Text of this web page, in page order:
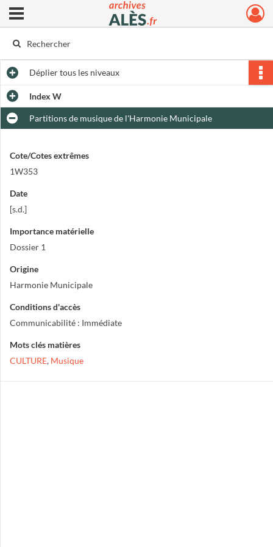
Archives municipales d'Alès
Ouvrir le menu déroulant
Dépliertous les niveaux
Index W
Partitions de musique de l'Harmonie Municipale
Cote/Cotes extrêmes
1W353
Date
[s.d.]
Importance matérielle
Dossier 1
Origine
Harmonie Municipale
Conditions d'accès
Communicabilité : Immédiate
Mots clés matières
CULTURE, Musique